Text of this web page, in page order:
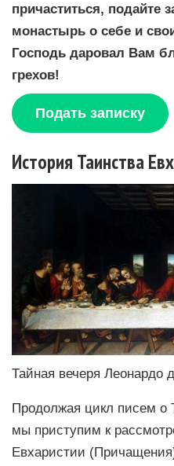
причаститься, подайте
монастырь о себе и
Господь даровал Вам
грехов!
Подать записку
История Таинства
Тайная вечеря Леонардо
Продолжая цикл писем о
мы приступим к
Евхаристии